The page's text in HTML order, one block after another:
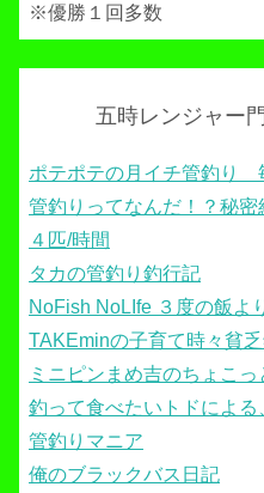
※優勝１回多数
五時レンジャー
ポテポテの月イチ管釣り
管釣りってなんだ！？秘密
４匹/時間
タカの管釣り釣行記
NoFish NoLIfe ３度の飯よ
TAKEminの子育て時々貧
ミニピンまめ吉のちょこっ
釣って食べたいトドによ
管釣りマニア
俺のブラックバス日記